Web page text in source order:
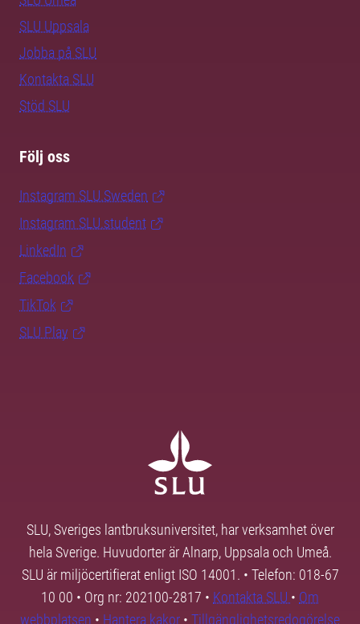
SLU Uppsala
Jobba på SLU
Kontakta SLU
Stöd SLU
Följ oss
Instagram SLU.Sweden
Instagram SLU.student
LinkedIn
Facebook
TikTok
SLU Play
SLU, Sveriges lantbruksuniversitet, har verksamhet över
hela Sverige. Huvudorter är Alnarp, Uppsala och Umeå.
SLU är miljöcertifierat enligt ISO 14001. • Telefon: 018-67
10 00 • Org nr: 202100-2817 • Kontakta SLU • Om
webbplatsen • Hantera kakor • Tillgänglighetsredogörelse